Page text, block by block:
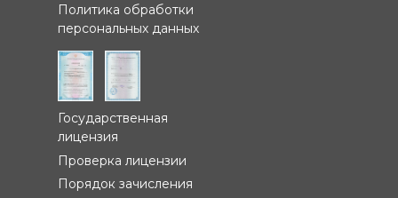
Государственная
лицензия
Проверка лицензии
Политика обработки
персональных данных
Порядок зачисления